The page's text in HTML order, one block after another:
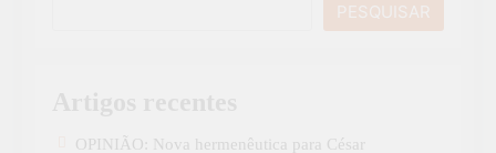
PESQUISAR
OPINIÃO: Nova hermenêutica para César